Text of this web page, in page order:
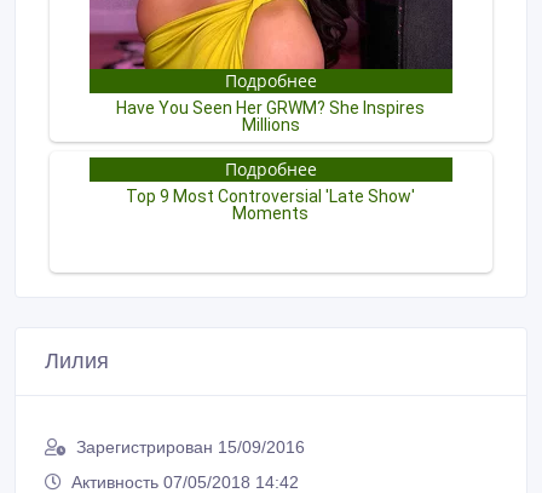
Лилия
Зарегистрирован 15/09/2016
Активность 07/05/2018 14:42